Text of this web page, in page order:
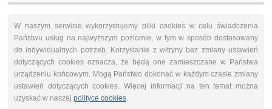
W naszym serwisie wykorzystujemy pliki cookies w celu świadczenia
Państwu usług na najwyższym poziomie, w tym w sposób dostosowany
do indywidualnych potrzeb. Korzystanie z witryny bez zmiany ustawień
dotyczących cookies oznacza, że będą one zamieszczane w Państwa
urządzeniu końcowym. Mogą Państwo dokonać w każdym czasie zmiany
ustawień dotyczących cookies. Więcej informacji na ten temat można
uzyskać w naszej polityce cookies.